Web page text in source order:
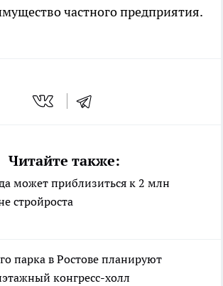
частного предприятия.
Читайте также:
может приблизиться к 2 млн
стройроста
парка в Ростове планируют
конгресс-холл